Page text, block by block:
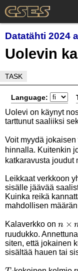
Datatähti 2024
Uolevin
TASK
Language:
Uolevi on käynyt
tarttunut saaliiksi
Voit myydä
hinnalla. Kuitenkin
katkaravusta joudut
Leikkaat verkkoon
sisälle jäävää
Kuinka reikä
mahdollisen
Kalaverkko on
m
n ×
ruudukko.
siten, että jokainen
sisältää hauen tai